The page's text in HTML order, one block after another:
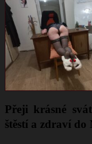
Přeji krásné
štěstí a zdraví do